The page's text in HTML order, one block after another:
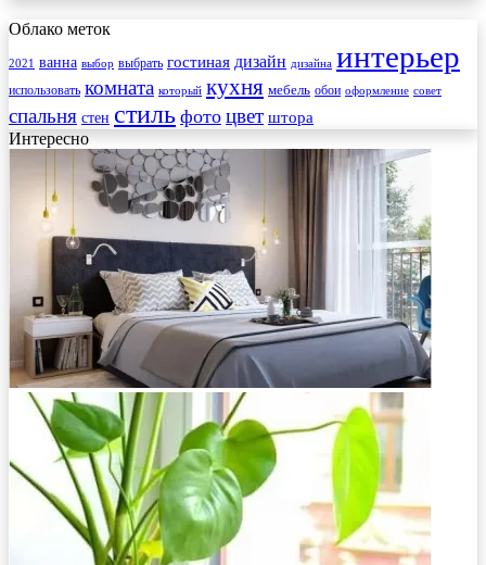
Облако меток
2021 ванна выбор выбрать гостиная дизайн дизайна интерьер
использовать комната который кухня мебель обои оформление совет
спальня стен стиль фото цвет штора
Интересно